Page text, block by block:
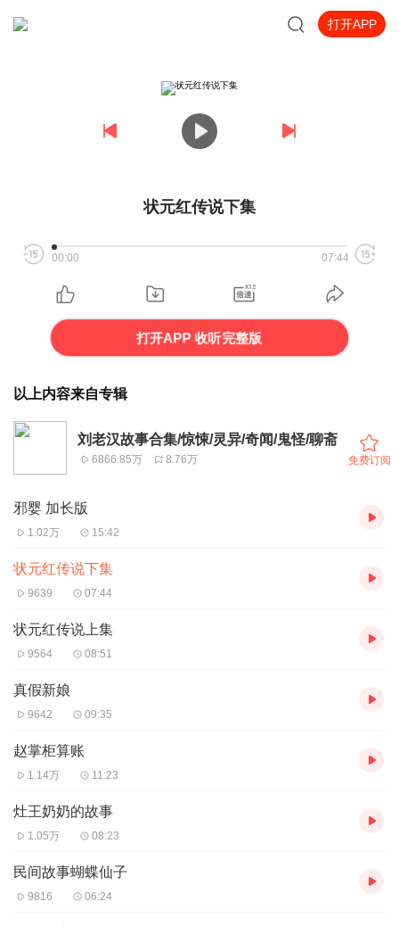
打开APP
状元红传说下集
00:00 07:44
打开APP 收听完整版
以上内容来自专辑
刘老汉故事合集/惊悚/灵异/奇闻/鬼怪/聊斋
6866.85万 8.76万 免费订阅
邪婴 加长版
1.02万 15:42
状元红传说下集
9639 07:44
状元红传说上集
9564 08:51
真假新娘
9642 09:35
赵掌柜算账
1.14万 11:23
灶王奶奶的故事
1.05万 08:23
民间故事蝴蝶仙子
9816 06:24